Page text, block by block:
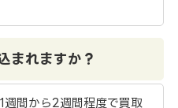
まれますか？
週間から2週間程度で買取